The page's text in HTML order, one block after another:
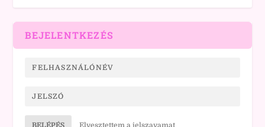
BEJELENTKEZÉS
BELÉPÉS Elvesztettem a jelszavamat